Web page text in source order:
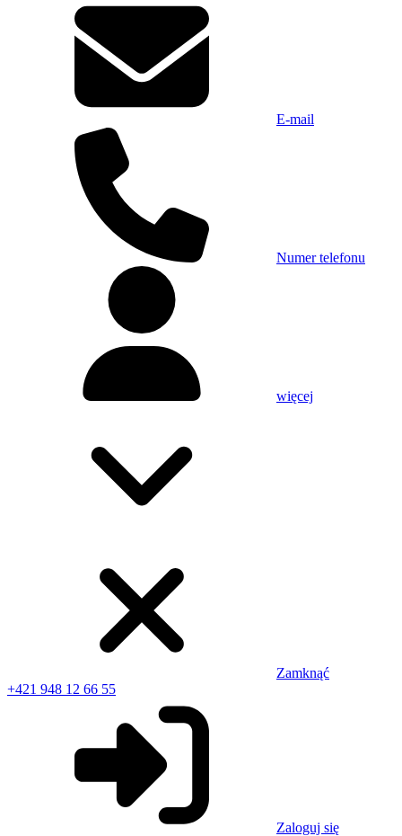
E-mail
Numer telefonu
więcej
Zamknąć
+421 948 12 66 55
Zaloguj się